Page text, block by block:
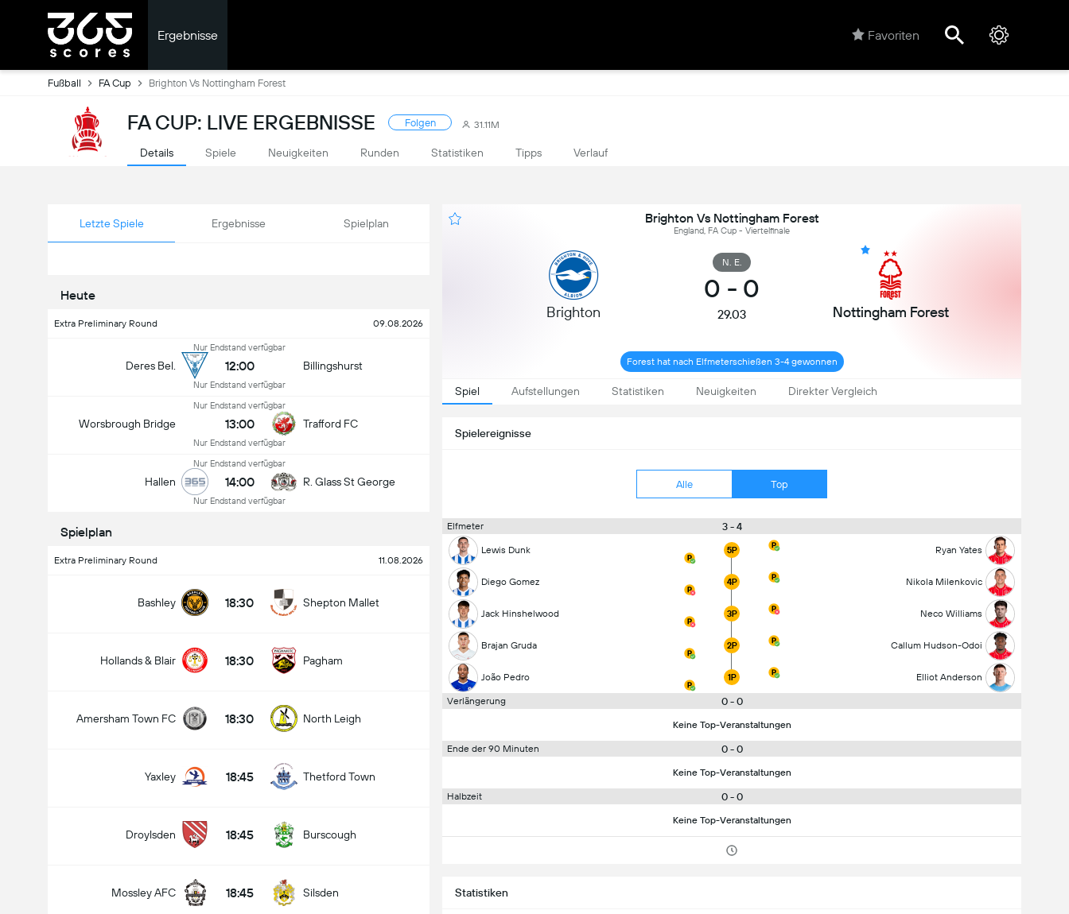
Ergebnisse Favoriten
Fußball FA Cup Brighton Vs Nottingham Forest
FA CUP: LIVE ERGEBNISSE Folgen 31.11M
Details Spiele Neuigkeiten Runden Statistiken Tipps Verlauf
Letzte Spiele Ergebnisse Spielplan
Heute
Extra Preliminary Round 09.08.2026
Deres Bel.
Nur Endstand verfügbar
12:00
Nur Endstand verfügbar
Billingshurst
Worsbrough Bridge
Nur Endstand verfügbar
13:00
Nur Endstand verfügbar
Trafford FC
Hallen
Nur Endstand verfügbar
14:00
Nur Endstand verfügbar
R. Glass St George
Spielplan
Extra Preliminary Round 11.08.2026
Bashley 18:30 Shepton Mallet
Hollands & Blair 18:30 Pagham
Amersham Town FC 18:30 North Leigh
Yaxley 18:45 Thetford Town
Droylsden 18:45 Burscough
Mossley AFC 18:45 Silsden
Brighton Vs Nottingham Forest
England, FA Cup - Viertelfinale
Brighton
N. E.
0 - 0
29.03 Nottingham Forest
Forest hat nach Elfmeterschießen 3-4 gewonnen
Spiel Aufstellungen Statistiken Neuigkeiten Direkter Vergleich
Spielereignisse
Alle Top
Elfmeter 3 - 4
Lewis Dunk 5P Ryan Yates
Diego Gomez 4P Nikola Milenkovic
Jack Hinshelwood 3P Neco Williams
Brajan Gruda 2P Callum Hudson-Odoi
João Pedro 1P Elliot Anderson
Verlängerung 0 - 0
Keine Top-Veranstaltungen
Ende der 90 Minuten 0 - 0
Keine Top-Veranstaltungen
Halbzeit 0 - 0
Keine Top-Veranstaltungen
Statistiken